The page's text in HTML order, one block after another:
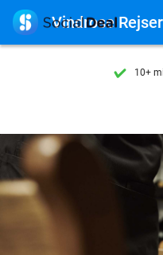
10+
10+
 Vindrose